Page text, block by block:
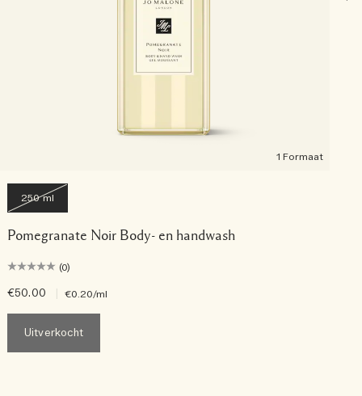
1 Formaat
250 ml
Pomegranate Noir Body- en handwash
(0)
€50.00 €0.20/ml
Uitverkocht